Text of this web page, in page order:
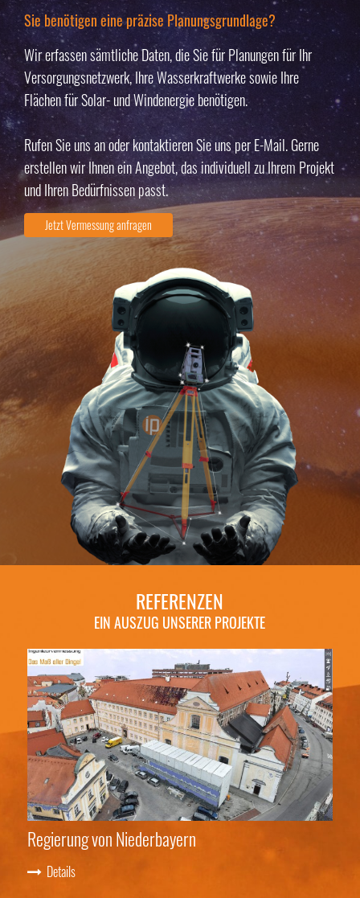
Sie benötigen eine präzise Planungsgrundlage?
Wir erfassen sämtliche Daten, die Sie für Planungen für Ihr
Versorgungsnetzwerk, Ihre Wasserkraftwerke sowie Ihre
Flächen für Solar- und Windenergie benötigen.
Rufen Sie uns an oder kontaktieren Sie uns per E-Mail. Gerne
erstellen wir Ihnen ein Angebot, das individuell zu Ihrem Projekt
und Ihren Bedürfnissen passt.
Jetzt Vermessung anfragen
REFERENZEN
EIN AUSZUG UNSERER PROJEKTE
Regierung von Niederbayern
Details